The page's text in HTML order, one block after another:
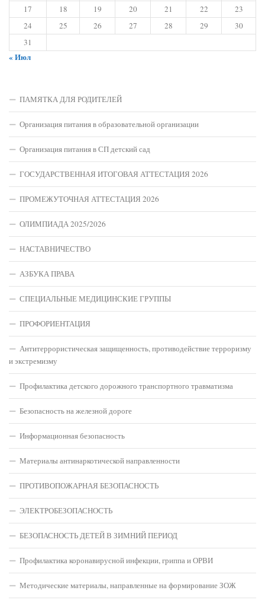
17
18 19 20 21 22
23
24
25 26 27 28 29
30
31
« Июл
ПАМЯТКА ДЛЯ РОДИТЕЛЕЙ
Организация питания в образовательной организации
Организация питания в СП детский сад
ГОСУДАРСТВЕННАЯ ИТОГОВАЯ АТТЕСТАЦИЯ 2026
ПРОМЕЖУТОЧНАЯ АТТЕСТАЦИЯ 2026
ОЛИМПИАДА 2025/2026
НАСТАВНИЧЕСТВО
АЗБУКА ПРАВА
СПЕЦИАЛЬНЫЕ МЕДИЦИНСКИЕ ГРУППЫ
ПРОФОРИЕНТАЦИЯ
Антитеррористическая защищенность, противодействие терроризму
и экстремизму
Профилактика детского дорожного транспортного травматизма
Безопасность на железной дороге
Информационная безопасность
Материалы антинаркотической направленности
ПРОТИВОПОЖАРНАЯ БЕЗОПАСНОСТЬ
ЭЛЕКТРОБЕЗОПАСНОСТЬ
БЕЗОПАСНОСТЬ ДЕТЕЙ В ЗИМНИЙ ПЕРИОД
Профилактика коронавирусной инфекции, гриппа и ОРВИ
Методические материалы, направленные на формирование ЗОЖ